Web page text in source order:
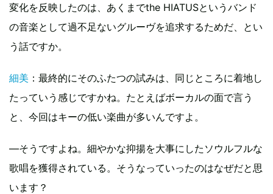
変化を反映したのは、あくまでthe HIATUSというバンド
の音楽として過不足ないグルーヴを追求するためだ、とい
う話ですか。
細美 ：最終的にそのふたつの試みは、同じところに着地し
たっていう感じですかね。たとえばボーカルの面で言う
と、今回はキーの低い楽曲が多いんですよ。
―そうですよね。細やかな抑揚を大事にしたソウルフルな
歌唱を獲得されている。そうなっていったのはなぜだと思
います？